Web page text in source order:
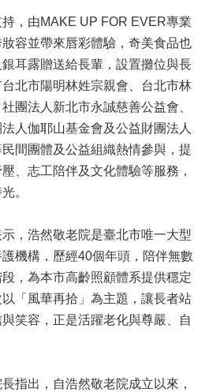
，由MAKE UP FOR EVER專業
容並帶來唇彩體驗，奇美食品也
耳露贈送給長輩，設置攤位與長
北市陽明林姓宗親會、台北市林
團法人新北市永誠慈善公益會、
人伽耶山基金會及公益財團法人
間團體及公益組織熱情參與，提
、志工陪伴及文化體驗等服務，
。
，浩然敬老院是臺北市唯一大型
機構，歷經40個年頭，陪伴無數
，為本市高齡照顧體系提供穩定
「風華再拾」為主題，讓長者站
與笑容，正是活躍老化與尊嚴、自
指出，自浩然敬老院成立以來，